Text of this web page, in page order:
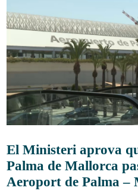
El Ministeri aprova
Palma de Mallorca
Aeroport de Palma –